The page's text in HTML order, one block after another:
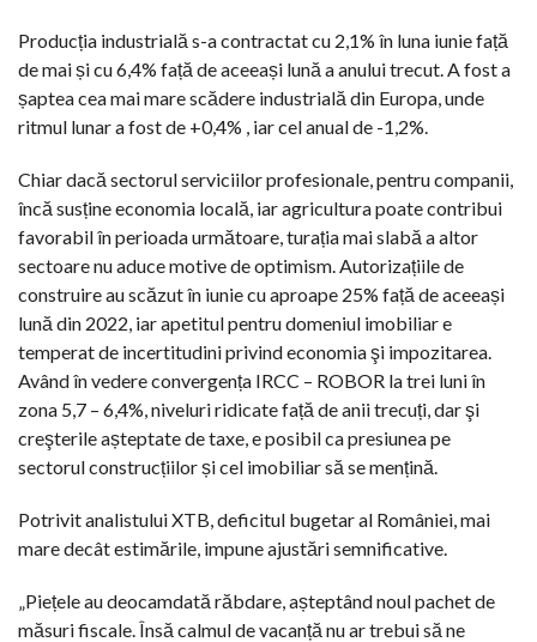
Producția industrială s-a contractat cu 2,1% în luna iunie față
de mai și cu 6,4% față de aceeași lună a anului trecut. A fost a
șaptea cea mai mare scădere industrială din Europa, unde
ritmul lunar a fost de +0,4% , iar cel anual de -1,2%.
Chiar dacă sectorul serviciilor profesionale, pentru companii,
încă susține economia locală, iar agricultura poate contribui
favorabil în perioada următoare, turația mai slabă a altor
sectoare nu aduce motive de optimism. Autorizațiile de
construire au scăzut în iunie cu aproape 25% față de aceeași
lună din 2022, iar apetitul pentru domeniul imobiliar e
temperat de incertitudini privind economia şi impozitarea.
Având în vedere convergența IRCC – ROBOR la trei luni în
zona 5,7 – 6,4%, niveluri ridicate față de anii trecuți, dar şi
creşterile așteptate de taxe, e posibil ca presiunea pe
sectorul construcțiilor și cel imobiliar să se mențină.
Potrivit analistului XTB, deficitul bugetar al României, mai
mare decât estimările, impune ajustări semnificative.
„Piețele au deocamdată răbdare, așteptând noul pachet de
măsuri fiscale. Însă calmul de vacanță nu ar trebui să ne